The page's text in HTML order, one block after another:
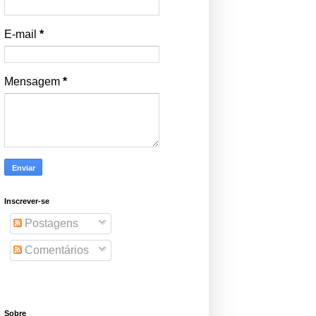
E-mail *
Mensagem *
Inscrever-se
Postagens
Comentários
Sobre